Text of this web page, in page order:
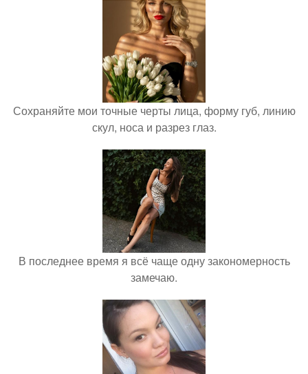
Сохраняйте мои точные черты лица, форму губ, линию
скул, носа и разрез глаз.
В последнее время я всё чаще одну закономерность
замечаю.